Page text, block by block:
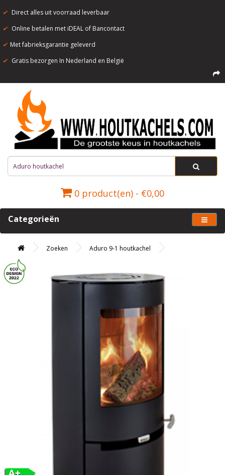
✔ Direct alles uit voorraad leverbaar
✔ Online betalen met iDEAL of Bancontact
✔ Met fabrieksgarantie geleverd
✔ Gratis bezorgen In Nederland en België
0 product(en) - €0,00
Categorieën
Zoeken Aduro 9-1 houtkachel